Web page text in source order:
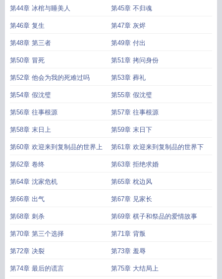
第44章 冰棺与睡美人 第45章 不归魂
第46章 复生 第47章 灰烬
第48章 第三者 第49章 付出
第50章 冒死 第51章 拷问身份
第52章 他会为我的死难过吗 第53章 葬礼
第54章 假沈璧 第55章 假沈璧
第56章 往事根源 第57章 往事根源
第58章 末日上 第59章 末日下
第60章 欢迎来到复制品的世界上 第61章 欢迎来到复制品的世界下
第62章 卷终 第63章 拒绝求婚
第64章 沈家危机 第65章 枕边风
第66章 出气 第67章 见家长
第68章 刺杀 第69章 棋子和祭品的爱情故事
第70章 第三个选择 第71章 背叛
第72章 决裂 第73章 羞辱
第74章 最后的谎言 第75章 大结局上